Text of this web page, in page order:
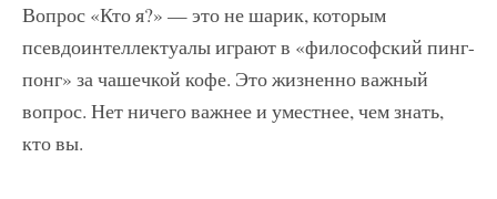
Вопрос «Кто я?» — это не шарик, которым
псевдоинтеллектуалы играют в «философский пинг-
понг» за чашечкой кофе. Это жизненно важный
вопрос. Нет ничего важнее и уместнее, чем знать,
кто вы.